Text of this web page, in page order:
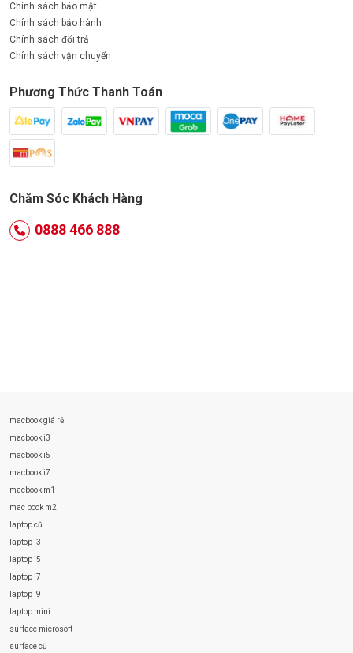
Chính sách bảo mật
Chính sách bảo hành
Chính sách đổi trả
Chính sách vận chuyển
Phương Thức Thanh Toán
Chăm Sóc Khách Hàng
0888 466 888
macbook giá rẻ
macbook i3
macbook i5
macbook i7
macbook m1
mac book m2
laptop cũ
laptop i3
laptop i5
laptop i7
laptop i9
laptop mini
surface microsoft
surface cũ